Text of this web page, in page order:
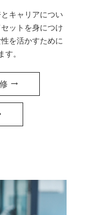
キャリアについ
ットを身につけ
を活かすために
。